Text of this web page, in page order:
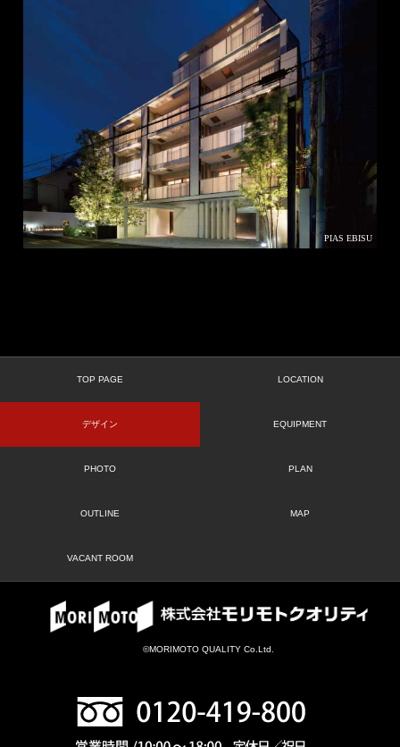
PIAS EBISU
TOP PAGE LOCATION
デザイン EQUIPMENT
PHOTO PLAN
OUTLINE MAP
VACANT ROOM
©MORIMOTO QUALITY Co.Ltd.